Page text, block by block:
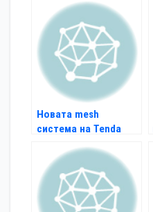
Новата mesh
система на Tenda